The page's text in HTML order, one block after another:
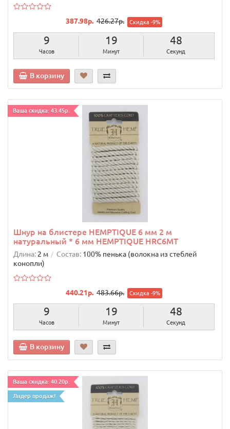
387.98р. 426.27р. Скидка -9%
9
Часов
19
Минут
47
Секунд
В корзину
Ваша скидка: 43.45р.
Шнур на блистере HEMPTIQUE 6 мм 2 м
натуральный * 6 мм HEMPTIQUE HRC6MT
Длина: 2 м Состав: 100% пенька (волокна из стеблей
конопли)
440.21р. 483.66р. Скидка -9%
9
Часов
19
Минут
47
Секунд
В корзину
Ваша скидка: 40.20р.
Лидер продаж!